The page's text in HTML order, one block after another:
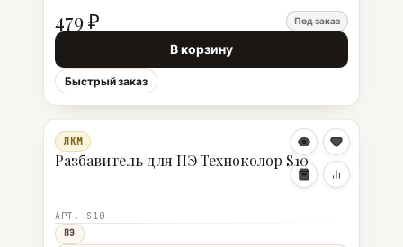
479 ₽ Под заказ
В корзину
Быстрый заказ
ЛКМ
Разбавитель для ПЭ Техноколор S10
АРТ. S10
ПЭ